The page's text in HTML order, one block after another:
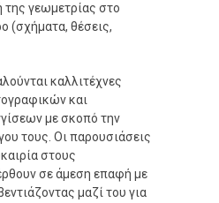
γεωμετρίας στο
(σχήματα, θέσεις,
καλλιτέχνες
και
με σκοπό την
τους. Οι παρουσιάσεις
στους
σε άμεση επαφή με
μαζί του για